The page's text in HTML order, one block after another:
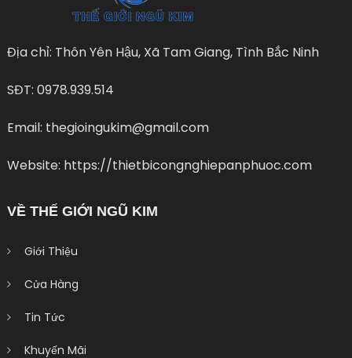
Địa chỉ: Thôn Yên Hậu, Xã Tam Giang, Tình Bắc Ninh
SĐT: 0978.939.514
Email: thegioingukim@gmail.com
Website: https://thietbicongnghiepanphuoc.com
VỀ THẾ GIỚI NGŨ KIM
Giới Thiệu
Cửa Hàng
Tin Tức
Khuyến Mãi